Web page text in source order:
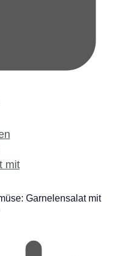
Garnelensalat mit